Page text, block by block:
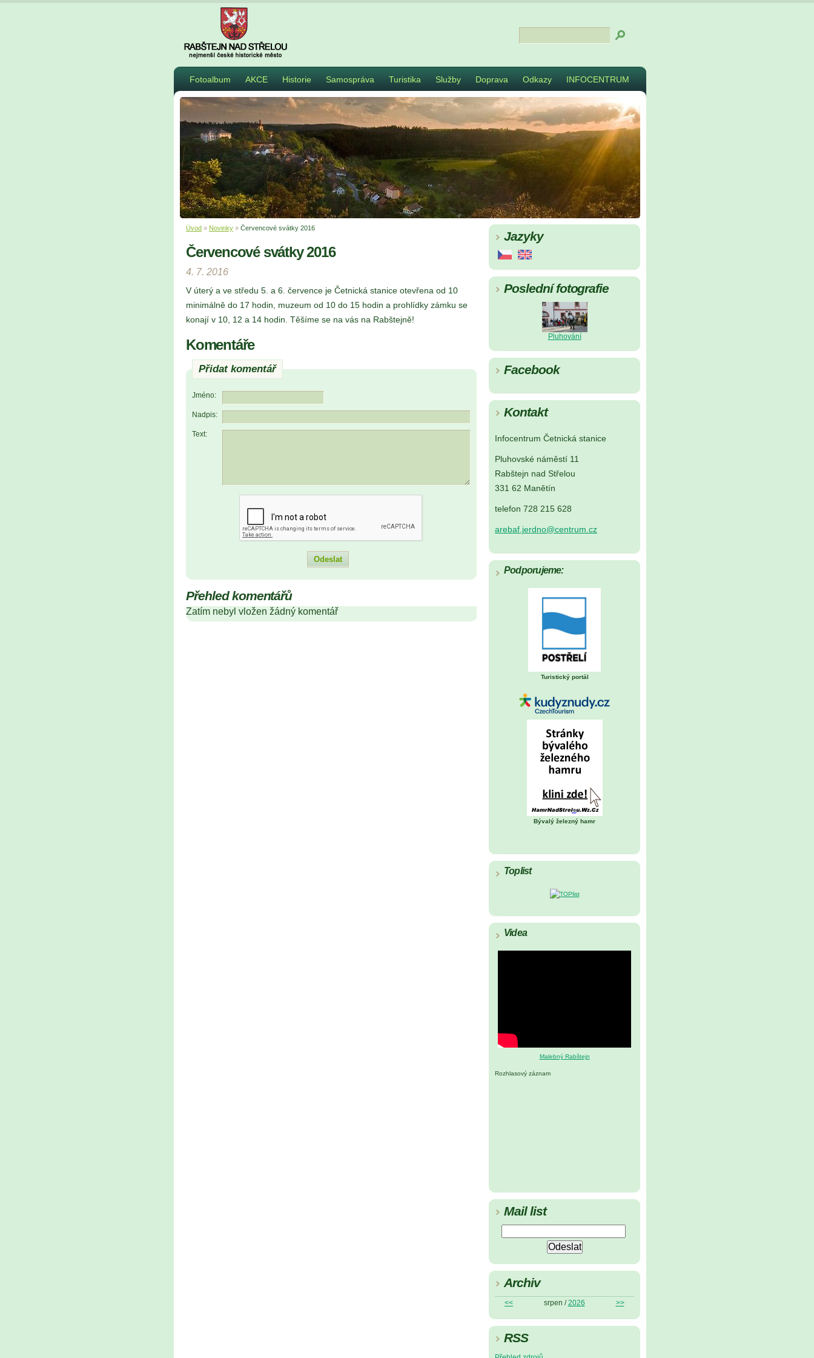
Fotoalbum AKCE Historie Samospráva Turistika Služby Doprava Odkazy INFOCENTRUM
Jazyky
Poslední fotografie
Pluhování
Facebook
Kontakt
Infocentrum Četnická stanice
Pluhovské náměstí 11
Rabštejn nad Střelou
331 62 Manětín
telefon 728 215 628
arebaf.jerdno@centrum.cz
Podporujeme:
Turistický portál
Bývalý železný hamr
Toplist
Videa
Malebný Rabštejn
Rozhlasový záznam
Mail list
Archiv
<< srpen /2026 >>
RSS
Úvod » Novinky » Červencové svátky 2016
Červencové svátky 2016
4. 7. 2016
V úterý a ve středu 5. a 6. července je Četnická stanice otevřena od 10
minimálně do 17 hodin, muzeum od 10 do 15 hodin a prohlídky zámku se
konají v 10, 12 a 14 hodin. Těšíme se na vás na Rabštejně!
Komentáře
Přidat komentář
Jméno:
Nadpis:
Text:
Přehled komentářů
Zatím nebyl vložen žádný komentář